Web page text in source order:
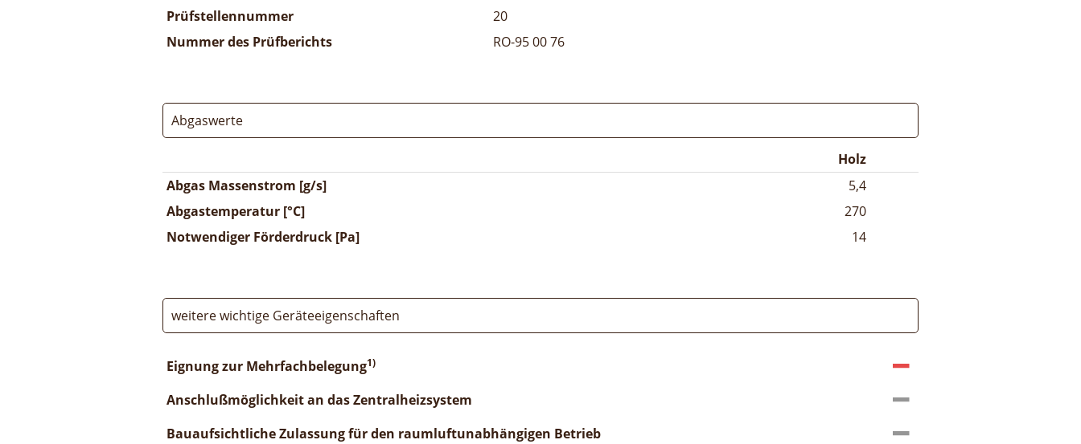
Prüfstellennummer
20
Nummer des Prüfberichts
RO-95 00 76
Abgaswerte
Holz
Abgas Massenstrom [g/s]
5,4
Abgastemperatur [°C]
270
Notwendiger Förderdruck [Pa]
14
weitere wichtige Geräteeigenschaften
Eignung zur Mehrfachbelegung1)
Anschlußmöglichkeit an das Zentralheizsystem
Bauaufsichtliche Zulassung für den raumluftunabhängigen Betrieb